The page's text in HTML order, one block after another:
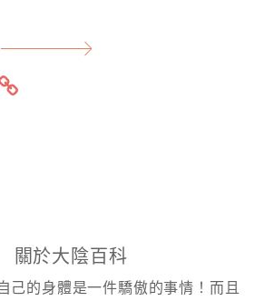
關於大陰百科
己的身體是一件驕傲的事情！而且